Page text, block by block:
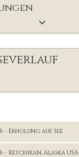
- Erholung auf See
- Ketchikan, Alaska USA